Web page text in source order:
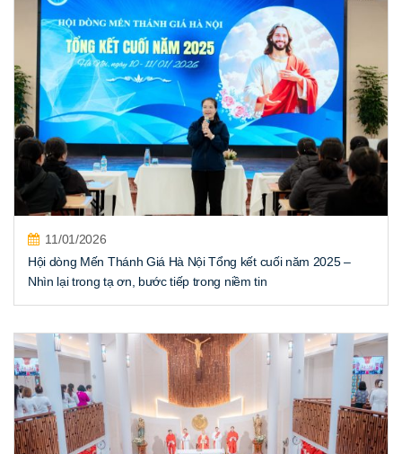
11/01/2026
Hội dòng Mến Thánh Giá Hà Nội Tổng kết cuối năm 2025 –
Nhìn lại trong tạ ơn, bước tiếp trong niềm tin